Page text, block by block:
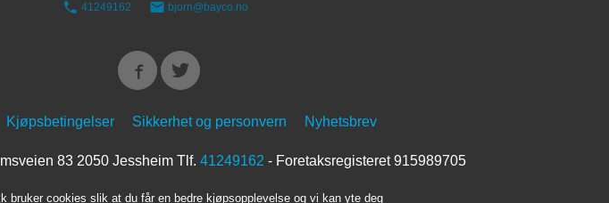
41249162 bjorn@bayco.no
Kjøpsbetingelser Sikkerhet og personvern Nyhetsbrev
83 2050 Jessheim Tlf. 41249162 - Foretaksregisteret 915989705
bruker cookies slik at du får en bedre kjøpsopplevelse og vi kan yte deg